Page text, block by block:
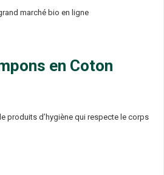
marché bio en ligne
en Coton
produits d’hygiène qui respecte le corps